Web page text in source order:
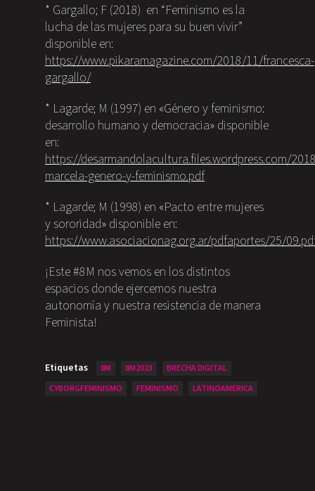
* Gargallo; F (2018) en “Feminismo es la
lucha de las mujeres para su buen vivir”
disponible en:
https://www.pikaramagazine.com/2018/11/francesca-
gargallo/
* Lagarde; M (1997) en «Género y feminismo:
desarrollo humano y democracia» disponible
en:
https://desarmandolacultura.files.wordpress.com/
marcela-genero-y-feminismo.pdf
* Lagarde; M (1998) en «Pacto entre mujeres
y sororidad» disponible en:
https://www.asociacionag.org.ar/pdfaportes/25/
¡Este #8M nos vemos en los distintos
espacios donde ejercemos nuestra
autonomía y nuestra resistencia de manera
Feminista!
Etiquetas 8M 8M2023
BRECHA DIGITAL
CYBORGFEMINISMO
FEMINISMO LATINOAMERICA